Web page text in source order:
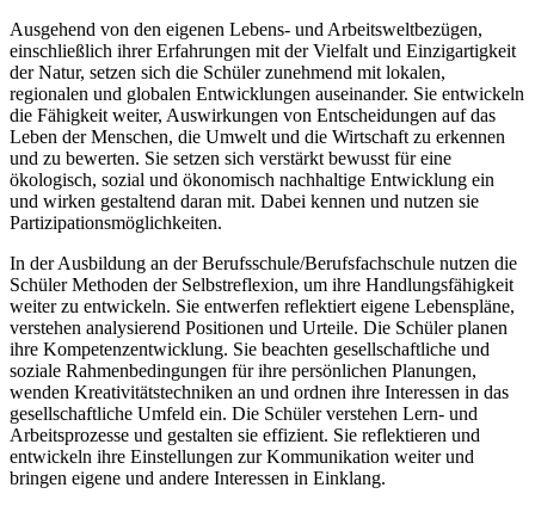
Ausgehend von den eigenen Lebens- und Arbeitsweltbezügen,
einschließlich ihrer Erfahrungen mit der Vielfalt und Einzigartigkeit
der Natur, setzen sich die Schüler zunehmend mit lokalen,
regionalen und globalen Entwicklungen auseinander. Sie entwickeln
die Fähigkeit weiter, Auswirkungen von Entscheidungen auf das
Leben der Menschen, die Umwelt und die Wirtschaft zu erkennen
und zu bewerten. Sie setzen sich verstärkt bewusst für eine
ökologisch, sozial und ökonomisch nachhaltige Entwicklung ein
und wirken gestaltend daran mit. Dabei kennen und nutzen sie
Partizipationsmöglichkeiten.
In der Ausbildung an der Berufsschule/Berufsfachschule nutzen die
Schüler Methoden der Selbstreflexion, um ihre Handlungsfähigkeit
weiter zu entwickeln. Sie entwerfen reflektiert eigene Lebenspläne,
verstehen analysierend Positionen und Urteile. Die Schüler planen
ihre Kompetenzentwicklung. Sie beachten gesellschaftliche und
soziale Rahmenbedingungen für ihre persönlichen Planungen,
wenden Kreativitätstechniken an und ordnen ihre Interessen in das
gesellschaftliche Umfeld ein. Die Schüler verstehen Lern- und
Arbeitsprozesse und gestalten sie effizient. Sie reflektieren und
entwickeln ihre Einstellungen zur Kommunikation weiter und
bringen eigene und andere Interessen in Einklang.